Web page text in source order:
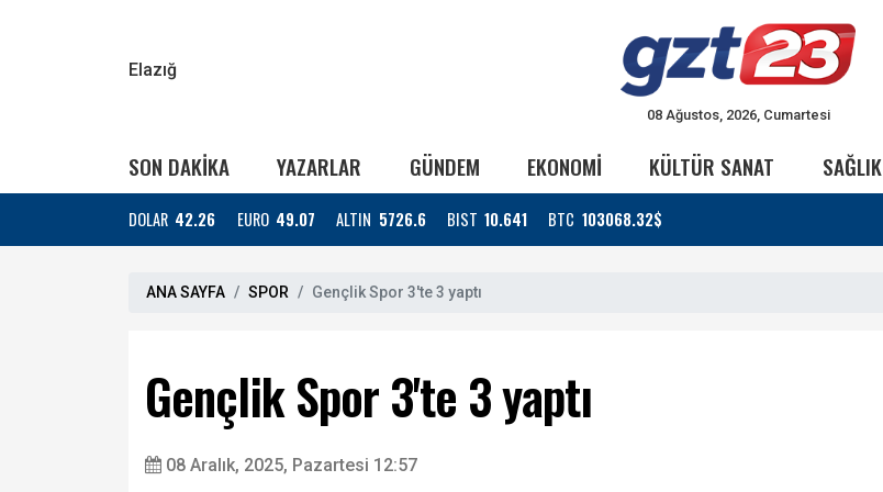
Elazığ
08 Ağustos, 2026, Cumartesi
SON DAKİKA YAZARLAR GÜNDEM EKONOMİ KÜLTÜR SANAT SAĞLIK
DOLAR 42.26 EURO 49.07 ALTIN 5726.6 BIST 10.641 BTC 103068.32$
ANA SAYFA SPOR Gençlik Spor 3'te 3 yaptı
Gençlik Spor 3'te 3 yaptı
08 Aralık, 2025, Pazartesi 12:57